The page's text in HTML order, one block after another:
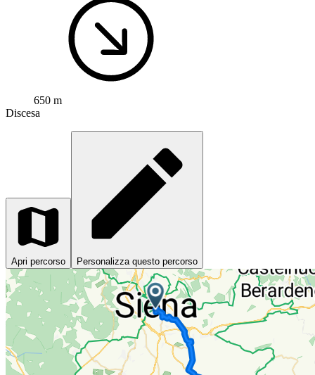
650 m
Discesa
Apri percorso Personalizza questo percorso